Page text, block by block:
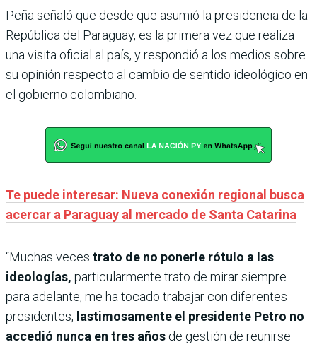
Peña señaló que desde que asumió la presidencia de la
República del Paraguay, es la primera vez que realiza
una visita oficial al país, y respondió a los medios sobre
su opinión respecto al cambio de sentido ideológico en
el gobierno colombiano.
Te puede interesar: Nueva conexión regional busca
acercar a Paraguay al mercado de Santa Catarina
“Muchas veces trato de no ponerle rótulo a las
ideologías, particularmente trato de mirar siempre
para adelante, me ha tocado trabajar con diferentes
presidentes, lastimosamente el presidente Petro no
accedió nunca en tres años de gestión de reunirse